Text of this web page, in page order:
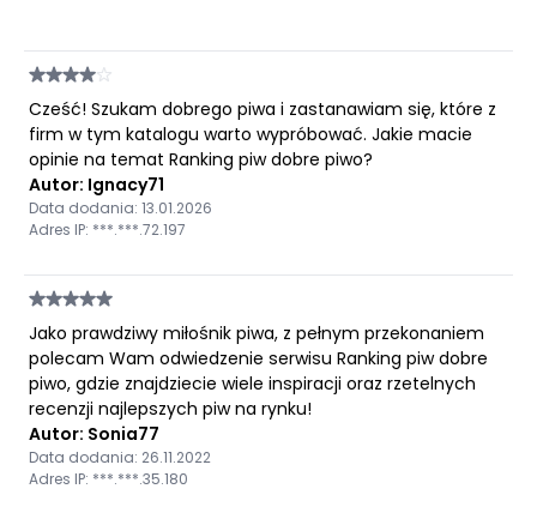
Cześć! Szukam dobrego piwa i zastanawiam się, które z
firm w tym katalogu warto wypróbować. Jakie macie
opinie na temat Ranking piw dobre piwo?
Autor: Ignacy71
Data dodania: 13.01.2026
Adres IP: ***.***.72.197
Jako prawdziwy miłośnik piwa, z pełnym przekonaniem
polecam Wam odwiedzenie serwisu Ranking piw dobre
piwo, gdzie znajdziecie wiele inspiracji oraz rzetelnych
recenzji najlepszych piw na rynku!
Autor: Sonia77
Data dodania: 26.11.2022
Adres IP: ***.***.35.180